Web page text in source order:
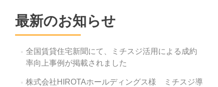
最新のお知らせ
全国賃貸住宅新聞にて、ミチスジ活用による成約
率向上事例が掲載されました
株式会社HIROTAホールディングス様 ミチスジ導